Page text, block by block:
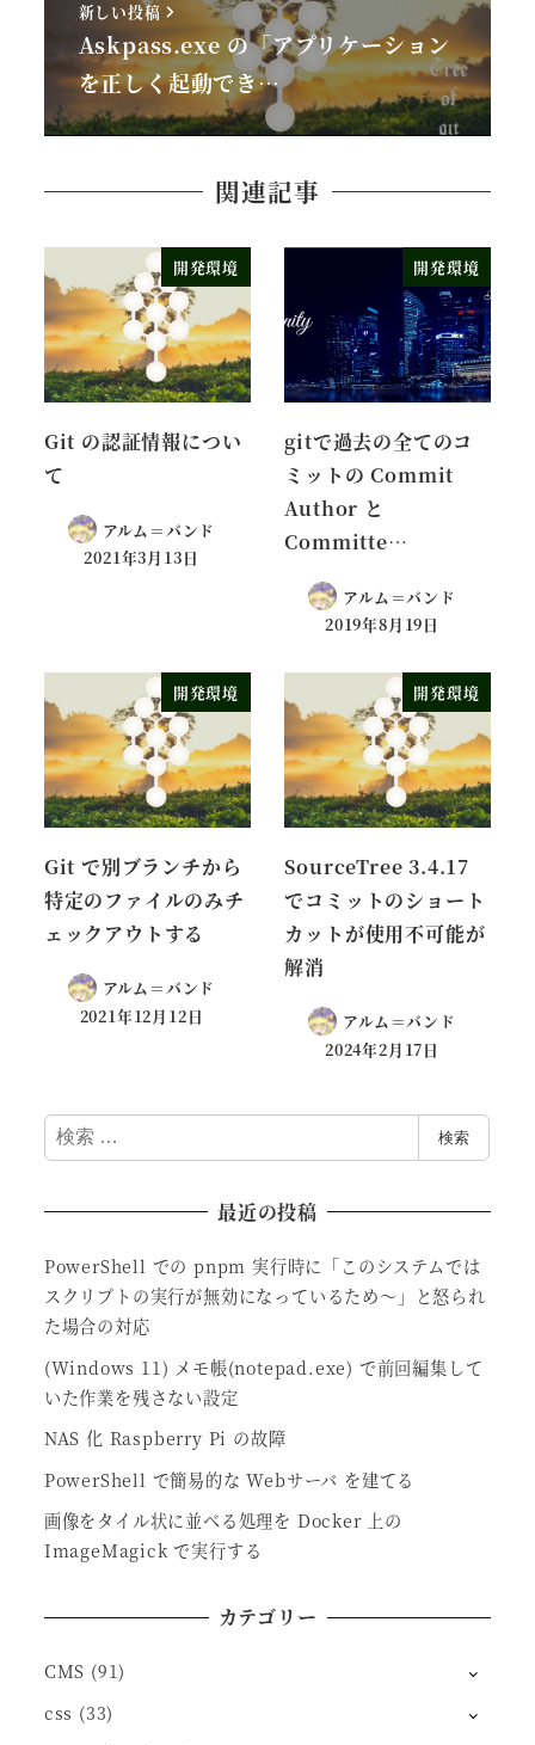
新しい投稿
Askpass.exe の「アプリケーション
を正しく起動でき…
関連記事
開発環境
Git の認証情報につい
て
アルム＝バンド
2021年3月13日
開発環境
gitで過去の全てのコ
ミットの Commit
Author と
Committe…
アルム＝バンド
2019年8月19日
開発環境
Git で別ブランチから
特定のファイルのみチ
ェックアウトする
アルム＝バンド
2021年12月12日
開発環境
SourceTree 3.4.17
でコミットのショート
カットが使用不可能が
解消
アルム＝バンド
2024年2月17日
検
索
検索
最近の投稿
PowerShell での pnpm 実行時に「このシステムでは
スクリプトの実行が無効になっているため～」と怒られ
た場合の対応
(Windows 11) メモ帳(notepad.exe) で前回編集して
いた作業を残さない設定
NAS 化 Raspberry Pi の故障
PowerShell で簡易的な Webサーバ を建てる
画像をタイル状に並べる処理を Docker 上の
ImageMagick で実行する
カテゴリー
CMS (91)
css (33)